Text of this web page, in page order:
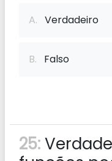
A. Verdadeiro
B. Falso
25: